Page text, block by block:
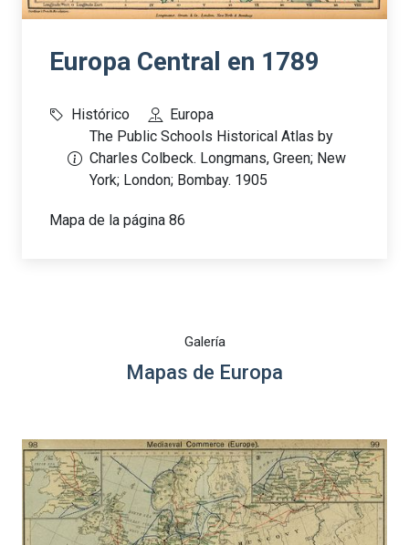
Europa Central en 1789
Histórico
Europa
The Public Schools Historical Atlas by
Charles Colbeck. Longmans, Green; New
York; London; Bombay. 1905
Mapa de la página 86
Galería
Mapas de Europa